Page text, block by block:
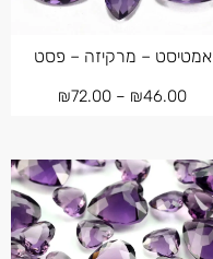
אמטיסט – מרקיזה – פסט
₪46.00
–
₪72.00